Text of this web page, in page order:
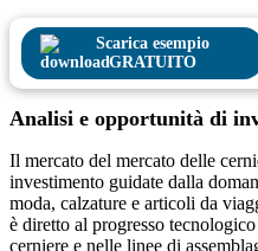
Scarica esempio
GRATUITO
Analisi e opportunità di
Il mercato del mercato delle
investimento guidate dalla
moda, calzature e articoli da
è diretto al progresso
cerniere e nelle linee di